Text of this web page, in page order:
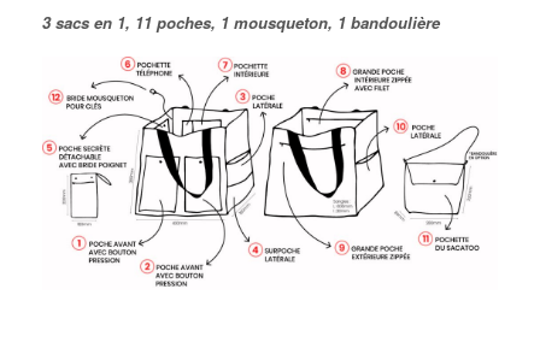
3 sacs en 1, 11 poches, 1 mousqueton, 1 bandoulière